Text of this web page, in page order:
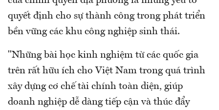
quyết định cho sự thành công trong phát triển
bền vững các khu công nghiệp sinh thái.
"Những bài học kinh nghiệm từ các quốc gia
trên rất hữu ích cho Việt Nam trong quá trình
xây dựng cơ chế tài chính toàn diện, giúp
doanh nghiệp dễ dàng tiếp cận và thúc đẩy